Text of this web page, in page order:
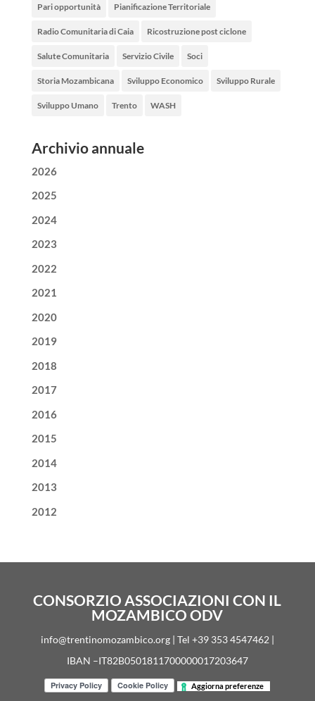
Pari opportunità Pianificazione Territoriale
Radio Comunitaria di Caia Ricostruzione post ciclone
Salute Comunitaria Servizio Civile Soci
Storia Mozambicana Sviluppo Economico Sviluppo Rurale
Sviluppo Umano Trento WASH
Archivio annuale
2026
2025
2024
2023
2022
2021
2020
2019
2018
2017
2016
2015
2014
2013
2012
CONSORZIO ASSOCIAZIONI CON IL
MOZAMBICO ODV
info@trentinomozambico.org | Tel +39 353 4547462 |
IBAN –IT82B0501811700000017203647
Aggiorna preferenze